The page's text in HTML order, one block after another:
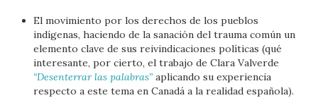
El movimiento por los derechos de los pueblos
indígenas, haciendo de la sanación del trauma común un
elemento clave de sus reivindicaciones políticas (qué
interesante, por cierto, el trabajo de Clara Valverde
“Desenterrar las palabras” aplicando su experiencia
respecto a este tema en Canadá a la realidad española).